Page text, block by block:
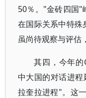
50％。"金砖四国"
在国际关系中特殊
虽尚待观察与评估
其四，今年
中大国的对话进
拉奎拉进程"。这